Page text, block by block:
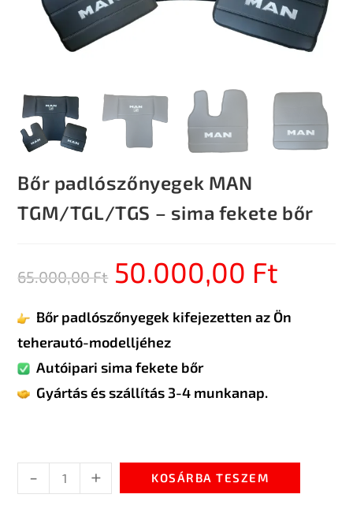
Bőr padlószőnyegek MAN
TGM/TGL/TGS – sima fekete bőr
65.000,00Ft 50.000,00 Ft
Bőr padlószőnyegek kifejezetten az Ön
teherautó-modelljéhez
Autóipari sima fekete bőr
Gyártás és szállítás 3-4 munkanap.
- + KOSÁRBA TESZEM